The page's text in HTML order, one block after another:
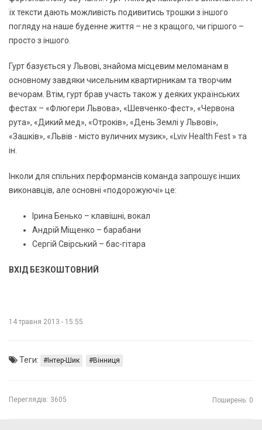
їх тексти дають можливість подивитись трошки з іншого
погляду на наше буденне життя – не з кращого, чи гіршого –
просто з іншого.
Гурт базується у Львові, знайома місцевим меломанам в
основному завдяки чисельним квартирникам та творчим
вечорам. Втім, гурт брав участь також у деяких українських
фестах – «Флюгери Львова», «Шевченко-фест», «Червона
рута», «Дикий мед», «Отроків», «День Землі у Львові»,
«Зашків», «Львів - місто вуличних музик», «Lviv Health Fest » та
ін.
Інколи для спільних перформансів команда запрошує інших
виконавців, але основні «подорожуючі» це:
Ірина Бенько – клавішні, вокал
Андрій Міщенко – барабани
Сергій Свірський – бас-гітара
ВХІД БЕЗКОШТОВНИЙ
14 травня 2013 - 15:55
Теги: Інтер-Шик Вінниця
Переглядів: 3605 Поширень: 0